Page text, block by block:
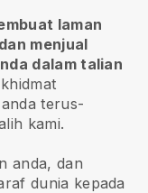
laman
menjual
dalam talian
terus-
kami.
anda, dan
dunia kepada